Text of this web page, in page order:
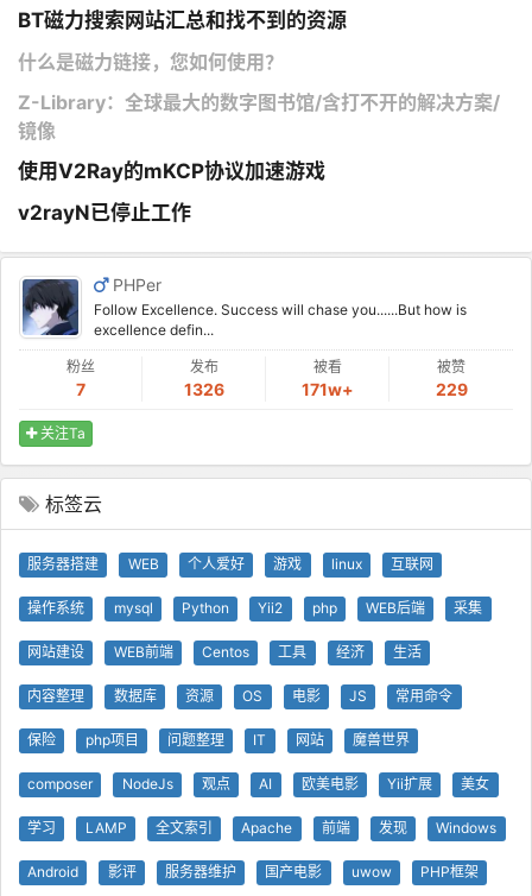
BT磁力搜索网站汇总和找不到的资源
什么是磁力链接，您如何使用？
Z-Library：全球最大的数字图书馆/含打不开的解决方案/
镜像
使用V2Ray的mKCP协议加速游戏
v2rayN已停止工作
PHPer
Follow Excellence. Success will chase you......But how is
excellence defin...
粉丝
7
发布
1326
被看
171w+
被赞
229
关注Ta
标签云
服务器搭建 WEB 个人爱好 游戏 linux 互联网
操作系统 mysql Python Yii2 php WEB后端 采集
网站建设 WEB前端 Centos 工具 经济 生活
内容整理 数据库 资源 OS 电影 JS 常用命令
保险 php项目 问题整理 IT 网站 魔兽世界
composer NodeJs 观点 AI 欧美电影 Yii扩展 美女
学习 LAMP 全文索引 Apache 前端 发现 Windows
Android 影评 服务器维护 国产电影 uwow PHP框架